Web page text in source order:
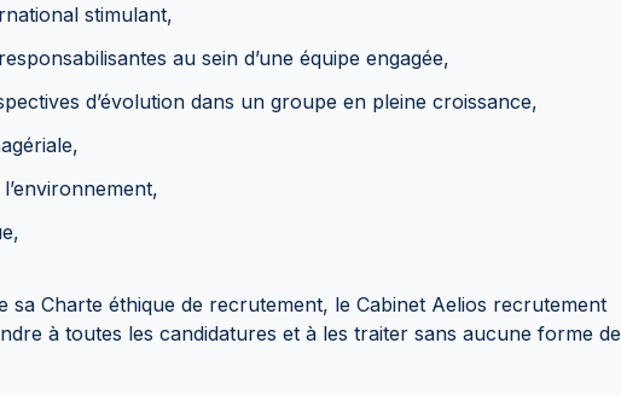
stimulant,
au sein d’une équipe engagée,
d’évolution dans un groupe en pleine croissance,
sa Charte éthique de recrutement, le Cabinet Aelios recrutement
à toutes les candidatures et à les traiter sans aucune forme de